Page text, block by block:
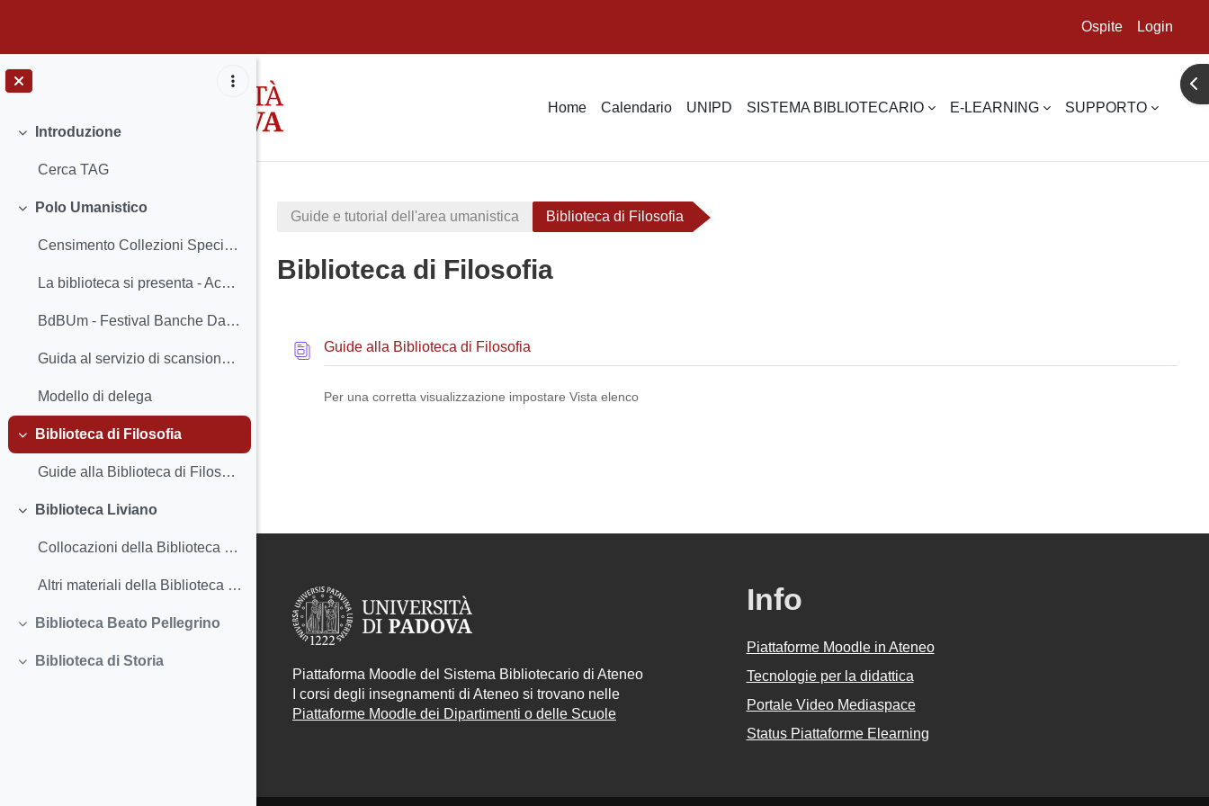
Ospite Login
Home Calendario UNIPD SISTEMA BIBLIOTECARIO E-LEARNING SUPPORTO
Minimizza
Introduzione
Cerca TAG
Minimizza
Polo Umanistico
Censimento Collezioni Speciali 2023
La biblioteca si presenta - Accoglienza 2023
BdBUm - Festival Banche Dati Biblioteche Umanistiche 2023
Guida al servizio di scansione, copia e stampa con PaperCut
Modello di delega
Minimizza
Biblioteca di Filosofia
Guide alla Biblioteca di Filosofia
Minimizza
Biblioteca Liviano
Collocazioni della Biblioteca Liviano
Altri materiali della Biblioteca Liviano
Minimizza
Biblioteca Beato Pellegrino
Minimizza
Biblioteca di Storia
Guide e tutorial dell'area umanistica Biblioteca di Filosofia
Biblioteca di Filosofia
Guide alla Biblioteca di Filosofia
Per una corretta visualizzazione impostare Vista elenco
Piattaforma Moodle del Sistema Bibliotecario di Ateneo
I corsi degli insegnamenti di Ateneo si trovano nelle
Piattaforme Moodle dei Dipartimenti o delle Scuole
Info
Piattaforme Moodle in Ateneo
Tecnologie per la didattica
Portale Video Mediaspace
Status Piattaforme Elearning